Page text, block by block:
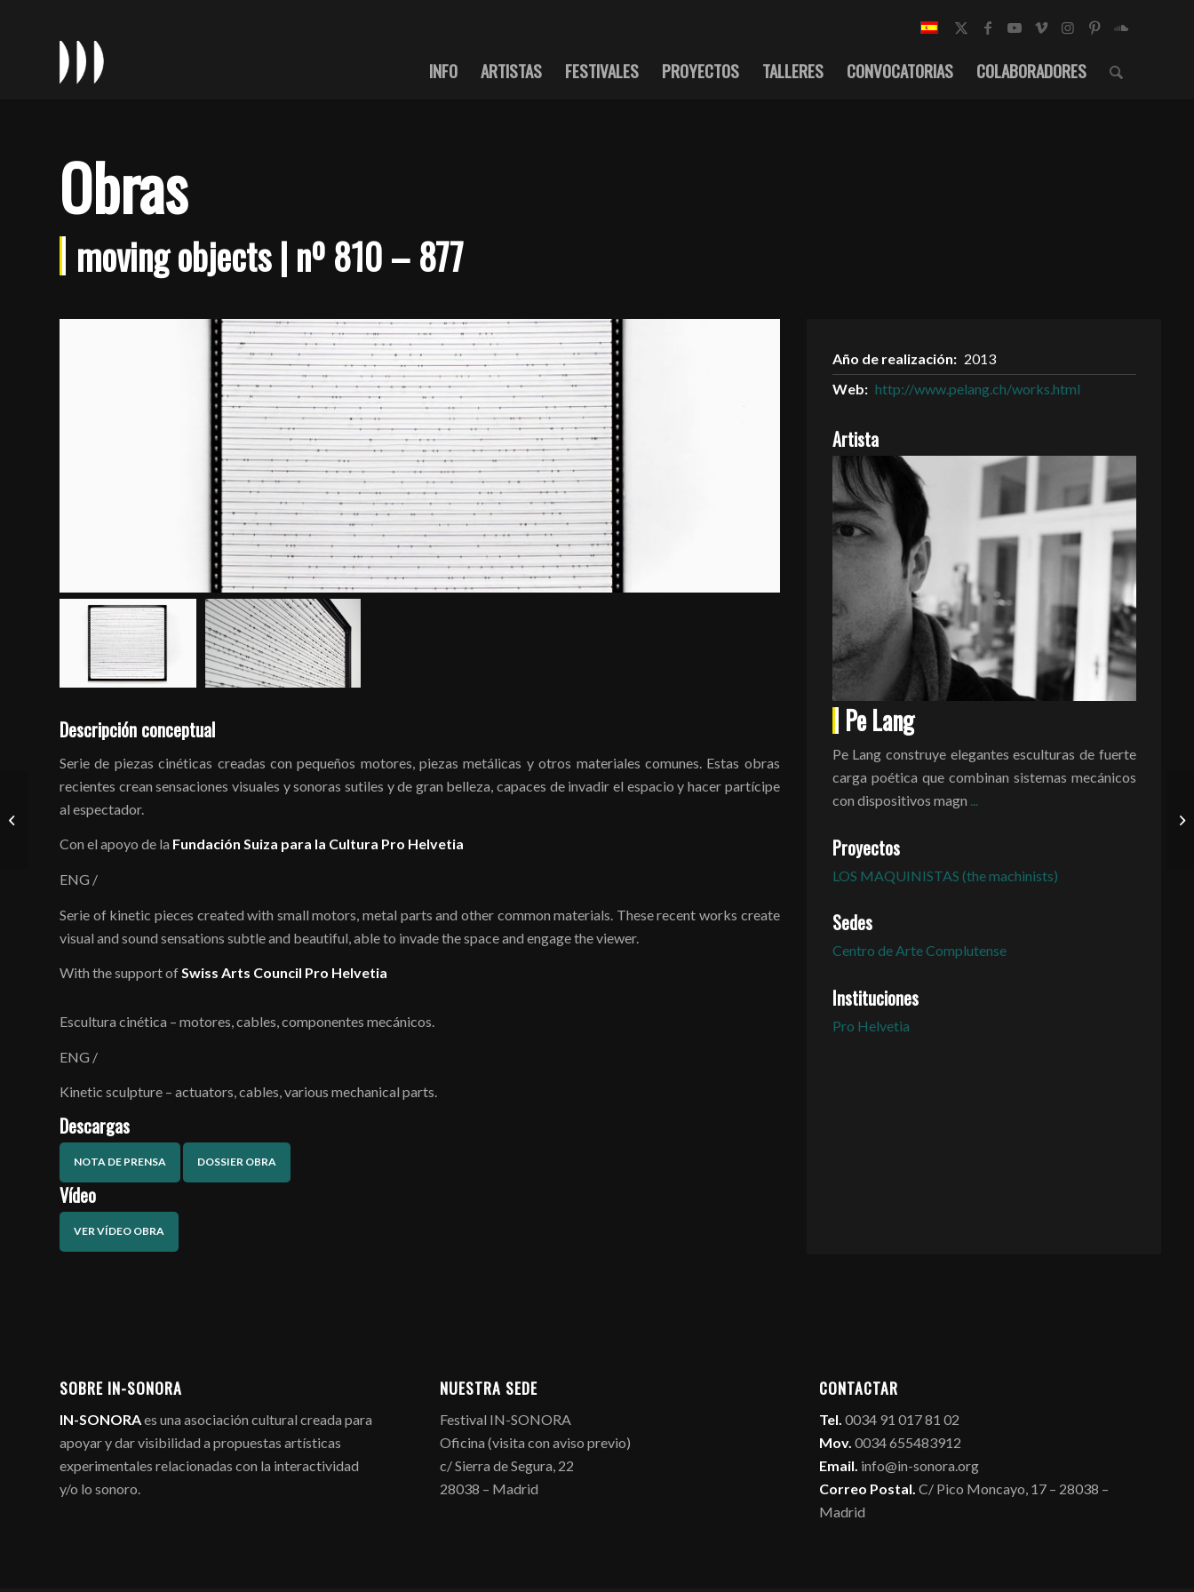
INFO ARTISTAS FESTIVALES PROYECTOS TALLERES CONVOCATORIAS COLABORADORES
Obras
moving objects | nº 810 – 877
Descripción conceptual
Serie de piezas cinéticas creadas con pequeños motores, piezas metálicas y otros materiales comunes. Estas obras
recientes crean sensaciones visuales y sonoras sutiles y de gran belleza, capaces de invadir el espacio y hacer partícipe
al espectador.
Con el apoyo de la Fundación Suiza para la Cultura Pro Helvetia
ENG /
Serie of kinetic pieces created with small motors, metal parts and other common materials. These recent works create
visual and sound sensations subtle and beautiful, able to invade the space and engage the viewer.
With the support ofSwiss Arts Council Pro Helvetia
Escultura cinética – motores, cables, componentes mecánicos.
ENG /
Kinetic sculpture – actuators, cables, various mechanical parts.
Descargas
NOTA DE PRENSA DOSSIER OBRA
Vídeo
VER VÍDEO OBRA
Año de realización: 2013
Web: http://www.pelang.ch/works.html
Artista
Pe Lang
Pe Lang construye elegantes esculturas de fuerte
carga poética que combinan sistemas mecánicos
con dispositivos magn ...
Proyectos
LOS MAQUINISTAS (the machinists)
Sedes
Centro de Arte Complutense
Instituciones
Pro Helvetia
SOBRE IN-SONORA
IN-SONORAes una asociación cultural creada para
apoyar y dar visibilidad a propuestas artísticas
experimentales relacionadas con la interactividad
y/o lo sonoro.
NUESTRA SEDE
Festival IN-SONORA
Oficina (visita con aviso previo)
c/ Sierra de Segura, 22
28038 – Madrid
CONTACTAR
Tel. 0034 91 017 81 02
Mov. 0034 655483912
Email. info@in-sonora.org
Correo Postal. C/ Pico Moncayo, 17 – 28038 –
Madrid
Critici ostinati ritmici